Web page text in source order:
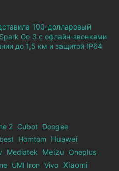
100-долларовый
Go 3 с офлайн-звонками
до 1,5 км и защитой IP64
2 Cubot Doogee
Homtom
Huawei
Mediatek Meizu
Oneplus
UMI Iron Vivo Xiaomi